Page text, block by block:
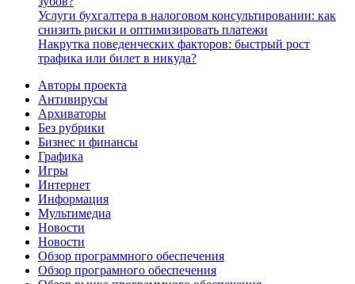
Услуги бухгалтера в налоговом консультировании: как
снизить риски и оптимизировать платежи
Накрутка поведенческих факторов: быстрый рост
трафика или билет в никуда?
Авторы проекта
Антивирусы
Архиваторы
Без рубрики
Бизнес и финансы
Графика
Игры
Интернет
Информация
Мультимедиа
Новости
Новости
Обзор программного обеспечения
Обзор програмного обеспечения